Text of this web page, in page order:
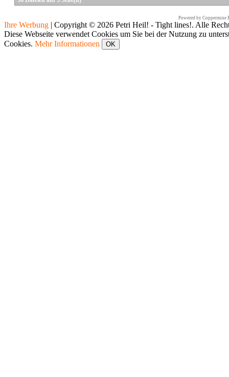
Powered by Coppermine
Ihre Werbung | Copyright © 2026 Petri Heil! - Tight lines!. Alle
Diese Webseite verwendet Cookies um Sie bei der Nutzung zu
Cookies. Mehr Informationen OK